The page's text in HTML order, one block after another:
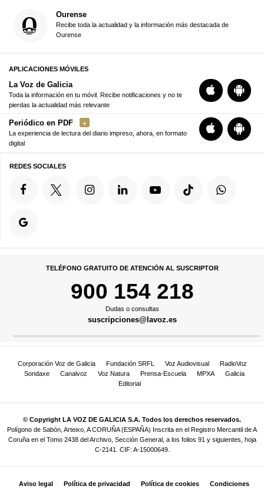
Ourense
Recibe toda la actualidad y la información más destacada de
Ourense
APLICACIONES MÓVILES
La Voz de Galicia
Toda la información en tu móvil. Recibe notificaciones y no te
pierdas la actualidad más relevante
Periódico en PDF
La experiencia de lectura del diario impreso, ahora, en formato
digital
REDES SOCIALES
TELÉFONO GRATUITO DE ATENCIÓN AL SUSCRIPTOR
900 154 218
Dudas o consultas
suscripciones@lavoz.es
Corporación Voz de Galicia Fundación SRFL Voz Audiovisual
RadioVoz
Sondaxe
Canalvoz Voz Natura Prensa-Escuela MPXA
Galicia
Editorial
© Copyright LA VOZ DE GALICIA S.A. Todos los derechos reservados.
Polígono de Sabón, Arteixo, A CORUÑA (ESPAÑA) Inscrita en el Registro Mercantil de A
Coruña en el Tomo 2438 del Archivo, Sección General, a los folios 91 y siguientes, hoja
C-2141. CIF: A-15000649.
Aviso legal Política de privacidad Política de cookies Condiciones